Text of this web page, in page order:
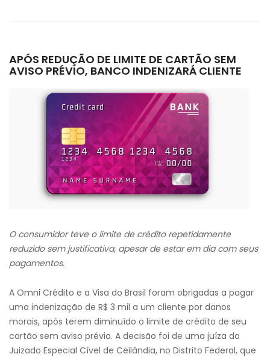
APÓS REDUÇÃO DE LIMITE DE CARTÃO SEM
AVISO PRÉVIO, BANCO INDENIZARÁ CLIENTE
O consumidor teve o limite de crédito repetidamente
reduzido sem justificativa, apesar de estar em dia com seus
pagamentos.
A Omni Crédito e a Visa do Brasil foram obrigadas a pagar
uma indenização de R$ 3 mil a um cliente por danos
morais, após terem diminuído o limite de crédito de seu
cartão sem aviso prévio. A decisão foi de uma juíza do
Juizado Especial Cível de Ceilândia, no Distrito Federal, que